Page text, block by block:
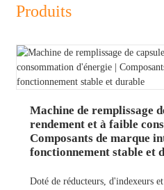
Produits
Machine de remplissage
rendement et à faible
Composants de marque
fonctionnement stable et
Doté de réducteurs, d'indexeurs